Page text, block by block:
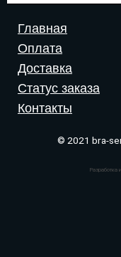
Главная
Оплата
Доставка
Статус заказа
Контакты
© 2021 bra-